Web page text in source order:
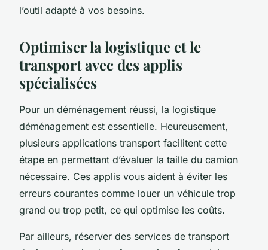
l’outil adapté à vos besoins.
Optimiser la logistique et le
transport avec des applis
spécialisées
Pour un déménagement réussi, la logistique
déménagement est essentielle. Heureusement,
plusieurs applications transport facilitent cette
étape en permettant d’évaluer la taille du camion
nécessaire. Ces applis vous aident à éviter les
erreurs courantes comme louer un véhicule trop
grand ou trop petit, ce qui optimise les coûts.
Par ailleurs, réserver des services de transport